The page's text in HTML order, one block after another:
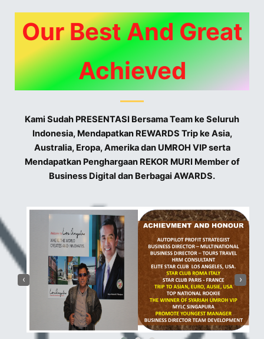
Our Best And Great
Achieved
Kami Sudah PRESENTASI Bersama Team ke Seluruh
Indonesia, Mendapatkan REWARDS Trip ke Asia,
Australia, Eropa, Amerika dan UMROH VIP serta
Mendapatkan Penghargaan REKOR MURI Member of
Business Digital dan Berbagai AWARDS.
‹ ›